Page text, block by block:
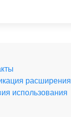
расширения
использования